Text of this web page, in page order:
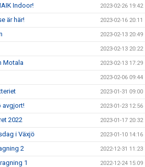
Indoor! 2023-02-26 19:42
är här! 2023-02-16 20:11
2023-02-13 20:49
2023-02-13 20:22
Motala 2023-02-13 17:29
2023-02-06 09:44
2023-01-31 09:00
avgjort! 2023-01-23 12:56
2022 2023-01-17 20:32
i Växjö 2023-01-10 14:16
2 2022-12-31 11:23
1 2022-12-24 15:09